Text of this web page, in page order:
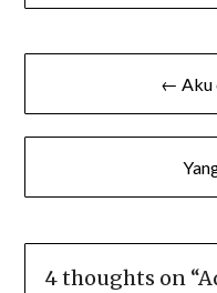
Post
navigation
← Aku
4 thoughts on “